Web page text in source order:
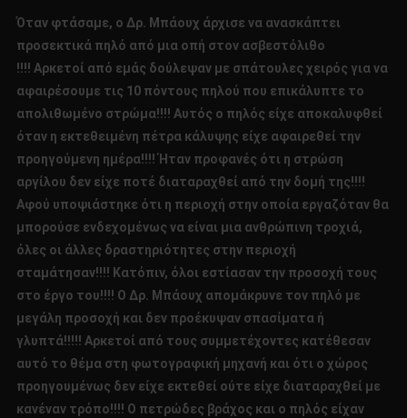
Όταν φτάσαμε, ο Δρ. Μπάουχ άρχισε να ανασκάπτει
προσεκτικά πηλό από μια οπή στον ασβεστόλιθο
!!!! Αρκετοί από εμάς δούλεψαν με σπάτουλες χειρός για να
αφαιρέσουμε τις 10 πόντους πηλού που επικάλυπτε το
απολιθωμένο στρώμα!!!! Αυτός ο πηλός είχε αποκαλυφθεί
όταν η εκτεθειμένη πέτρα κάλυψης είχε αφαιρεθεί την
προηγούμενη ημέρα!!!! Ήταν προφανές ότι η στρώση
αργίλου δεν είχε ποτέ διαταραχθεί από την δομή της!!!!
Αφού υποψιάστηκε ότι η περιοχή στην οποία εργαζόταν θα
μπορούσε ενδεχομένως να είναι μια ανθρώπινη τροχιά,
όλες οι άλλες δραστηριότητες στην περιοχή
σταμάτησαν!!!! Κατόπιν, όλοι εστίασαν την προσοχή τους
στο έργο του!!!! Ο Δρ. Μπάουχ απομάκρυνε τον πηλό με
μεγάλη προσοχή και δεν προέκυψαν σπασίματα ή
γλυπτά!!!!! Αρκετοί από τους συμμετέχοντες κατέθεσαν
αυτό το θέμα στη φωτογραφική μηχανή και ότι ο χώρος
προηγουμένως δεν είχε εκτεθεί ούτε είχε διαταραχθεί με
κανέναν τρόπο!!!! Ο πετρώδες βράχος και ο πηλός είχαν